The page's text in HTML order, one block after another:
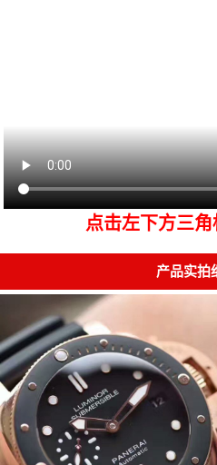
点击左下方三
产品实拍